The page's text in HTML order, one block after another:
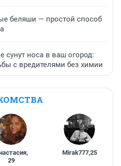
беляши — простой способ
сунут носа в ваш огород:
с вредителями без химии
,
29
Mirak777,25